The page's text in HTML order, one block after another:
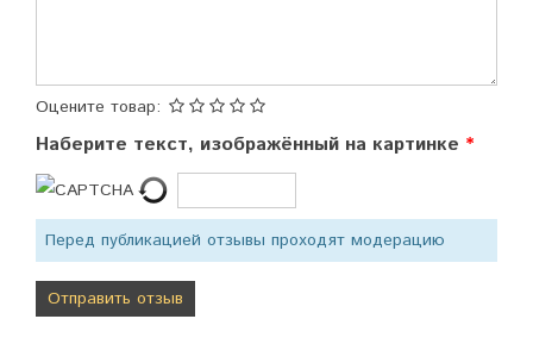
Оцените товар:
Наберите текст, изображённый на картинке
Перед публикацией отзывы проходят модерацию